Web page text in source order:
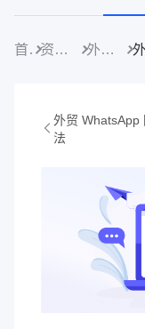
首页 资源中心 外贸资讯
外贸 WhatsApp
法